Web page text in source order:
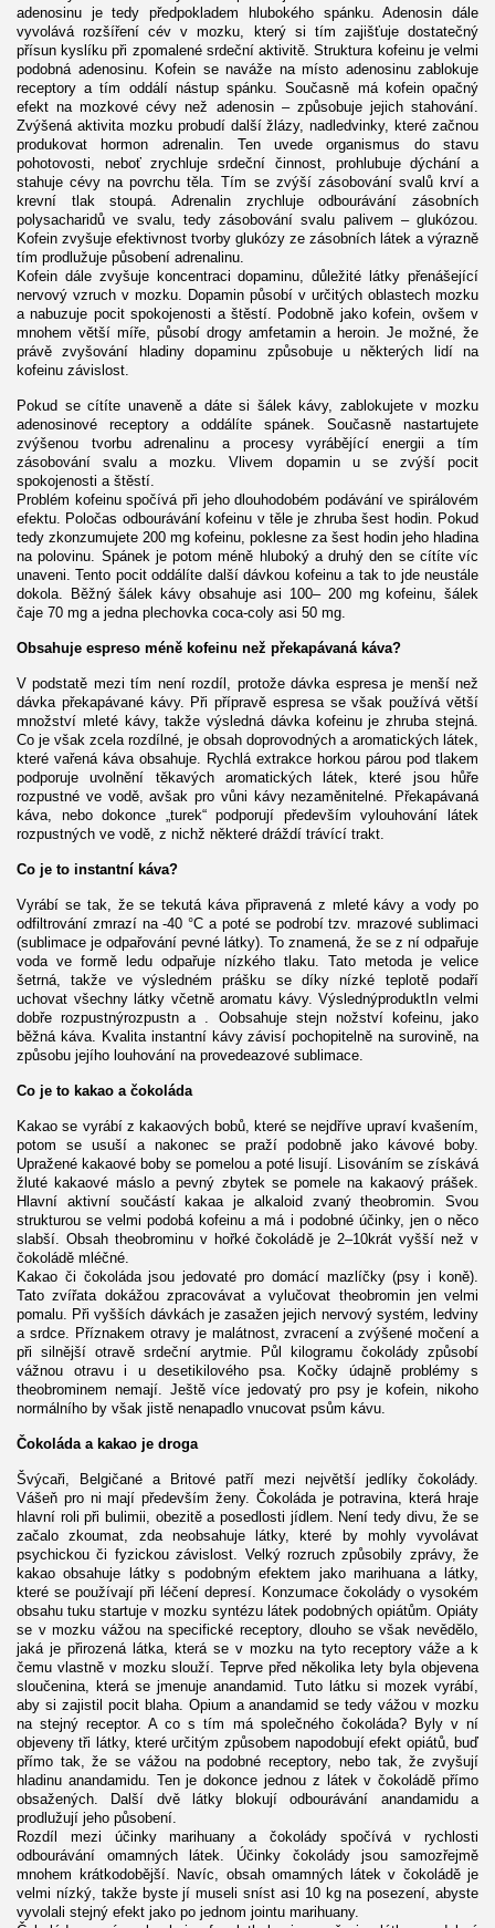
adenosinu je tedy předpokladem hlubokého spánku. Adenosin dále
vyvolává rozšíření cév v mozku, který si tím zajišťuje dostatečný
přísun kyslíku při zpomalené srdeční aktivitě. Struktura kofeinu je velmi
podobná adenosinu. Kofein se naváže na místo adenosinu zablokuje
receptory a tím oddálí nástup spánku. Současně má kofein opačný
efekt na mozkové cévy než adenosin – způsobuje jejich stahování.
Zvýšená aktivita mozku probudí další žlázy, nadledvinky, které začnou
produkovat hormon adrenalin. Ten uvede organismus do stavu
pohotovosti, neboť zrychluje srdeční činnost, prohlubuje dýchání a
stahuje cévy na povrchu těla. Tím se zvýší zásobování svalů krví a
krevní tlak stoupá. Adrenalin zrychluje odbourávání zásobních
polysacharidů ve svalu, tedy zásobování svalu palivem – glukózou.
Kofein zvyšuje efektivnost tvorby glukózy ze zásobních látek a výrazně
tím prodlužuje působení adrenalinu.
Kofein dále zvyšuje koncentraci dopaminu, důležité látky přenášející
nervový vzruch v mozku. Dopamin působí v určitých oblastech mozku
a nabuzuje pocit spokojenosti a štěstí. Podobně jako kofein, ovšem v
mnohem větší míře, působí drogy amfetamin a heroin. Je možné, že
právě zvyšování hladiny dopaminu způsobuje u některých lidí na
kofeinu závislost.
Pokud se cítíte unaveně a dáte si šálek kávy, zablokujete v mozku
adenosinové receptory a oddálíte spánek. Současně nastartujete
zvýšenou tvorbu adrenalinu a procesy vyrábějící energii a tím
zásobování svalu a mozku. Vlivem dopamin u se zvýší pocit
spokojenosti a štěstí.
Problém kofeinu spočívá při jeho dlouhodobém podávání ve spirálovém
efektu. Poločas odbourávání kofeinu v těle je zhruba šest hodin. Pokud
tedy zkonzumujete 200 mg kofeinu, poklesne za šest hodin jeho hladina
na polovinu. Spánek je potom méně hluboký a druhý den se cítíte víc
unaveni. Tento pocit oddálíte další dávkou kofeinu a tak to jde neustále
dokola. Běžný šálek kávy obsahuje asi 100– 200 mg kofeinu, šálek
čaje 70 mg a jedna plechovka coca-coly asi 50 mg.
Obsahuje espreso méně kofeinu než překapávaná káva?
V podstatě mezi tím není rozdíl, protože dávka espresa je menší než
dávka překapávané kávy. Při přípravě espresa se však používá větší
množství mleté kávy, takže výsledná dávka kofeinu je zhruba stejná.
Co je však zcela rozdílné, je obsah doprovodných a aromatických látek,
které vařená káva obsahuje. Rychlá extrakce horkou párou pod tlakem
podporuje uvolnění těkavých aromatických látek, které jsou hůře
rozpustné ve vodě, avšak pro vůni kávy nezaměnitelné. Překapávaná
káva, nebo dokonce „turek“ podporují především vylouhování látek
rozpustných ve vodě, z nichž některé dráždí trávící trakt.
Co je to instantní káva?
Vyrábí se tak, že se tekutá káva připravená z mleté kávy a vody po
odfiltrování zmrazí na -40 °C a poté se podrobí tzv. mrazové sublimaci
(sublimace je odpařování pevné látky). To znamená, že se z ní odpařuje
voda ve formě ledu odpařuje nízkého tlaku. Tato metoda je velice
šetrná, takže ve výsledném prášku se díky nízké teplotě podaří
uchovat všechny látky včetně aromatu kávy. VýslednýproduktIn velmi
dobře rozpustnýrozpustn a . Oobsahuje stejn nožství kofeinu, jako
běžná káva. Kvalita instantní kávy závisí pochopitelně na surovině, na
způsobu jejího louhování na provedeazové sublimace.
Co je to kakao a čokoláda
Kakao se vyrábí z kakaových bobů, které se nejdříve upraví kvašením,
potom se usuší a nakonec se praží podobně jako kávové boby.
Upražené kakaové boby se pomelou a poté lisují. Lisováním se získává
žluté kakaové máslo a pevný zbytek se pomele na kakaový prášek.
Hlavní aktivní součástí kakaa je alkaloid zvaný theobromin. Svou
strukturou se velmi podobá kofeinu a má i podobné účinky, jen o něco
slabší. Obsah theobrominu v hořké čokoládě je 2–10krát vyšší než v
čokoládě mléčné.
Kakao či čokoláda jsou jedovaté pro domácí mazlíčky (psy i koně).
Tato zvířata dokážou zpracovávat a vylučovat theobromin jen velmi
pomalu. Při vyšších dávkách je zasažen jejich nervový systém, ledviny
a srdce. Příznakem otravy je malátnost, zvracení a zvýšené močení a
při silnější otravě srdeční arytmie. Půl kilogramu čokolády způsobí
vážnou otravu i u desetikilového psa. Kočky údajně problémy s
theobrominem nemají. Ještě více jedovatý pro psy je kofein, nikoho
normálního by však jistě nenapadlo vnucovat psům kávu.
Čokoláda a kakao je droga
Švýcaři, Belgičané a Britové patří mezi největší jedlíky čokolády.
Vášeň pro ni mají především ženy. Čokoláda je potravina, která hraje
hlavní roli při bulimii, obezitě a posedlosti jídlem. Není tedy divu, že se
začalo zkoumat, zda neobsahuje látky, které by mohly vyvolávat
psychickou či fyzickou závislost. Velký rozruch způsobily zprávy, že
kakao obsahuje látky s podobným efektem jako marihuana a látky,
které se používají při léčení depresí. Konzumace čokolády o vysokém
obsahu tuku startuje v mozku syntézu látek podobných opiátům. Opiáty
se v mozku vážou na specifické receptory, dlouho se však nevědělo,
jaká je přirozená látka, která se v mozku na tyto receptory váže a k
čemu vlastně v mozku slouží. Teprve před několika lety byla objevena
sloučenina, která se jmenuje anandamid. Tuto látku si mozek vyrábí,
aby si zajistil pocit blaha. Opium a anandamid se tedy vážou v mozku
na stejný receptor. A co s tím má společného čokoláda? Byly v ní
objeveny tři látky, které určitým způsobem napodobují efekt opiátů, buď
přímo tak, že se vážou na podobné receptory, nebo tak, že zvyšují
hladinu anandamidu. Ten je dokonce jednou z látek v čokoládě přímo
obsažených. Další dvě látky blokují odbourávání anandamidu a
prodlužují jeho působení.
Rozdíl mezi účinky marihuany a čokolády spočívá v rychlosti
odbourávání omamných látek. Účinky čokolády jsou samozřejmě
mnohem krátkodobější. Navíc, obsah omamných látek v čokoládě je
velmi nízký, takže byste jí museli sníst asi 10 kg na posezení, abyste
vyvolali stejný efekt jako po jednom jointu marihuany.